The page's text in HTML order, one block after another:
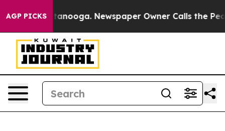
AGP PICKS
Chattanooga. Newspaper Owner Calls the People